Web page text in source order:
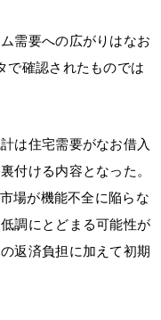
需要への広がりはなお
で確認されたものでは
は住宅需要がなお借入
付ける内容となった。
場が機能不全に陥らな
調にとどまる可能性が
返済負担に加えて初期